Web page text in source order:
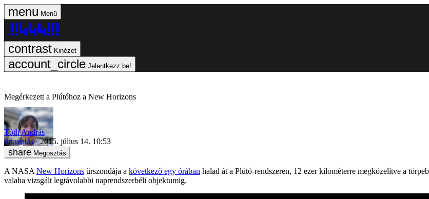
Menü
Kinézet
Jelentkezz be!
Megérkezett a Plútóhoz a New Horizons
Tóth András
űrkutatás
2015. július 14. 10:53
Megosztás
A NASA New Horizons űrszondája a következő egy órában halad át a Plútó-rendszeren, 12 ezer kilométerre megközelítve a
valaha vizsgált legtávolabbi naprendszerbéli objektumig.